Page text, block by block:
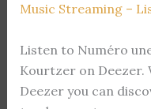
Music Streaming –
Listen to Numéro
Kourtzer on Deezer.
Deezer you can